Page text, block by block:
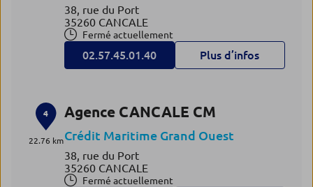
38, rue du Port
35260 CANCALE
Fermé actuellement
02.57.45.01.40 Plus d’infos
4
22.76 km
Agence CANCALE CM
Crédit Maritime Grand Ouest
38, rue du Port
35260 CANCALE
Fermé actuellement